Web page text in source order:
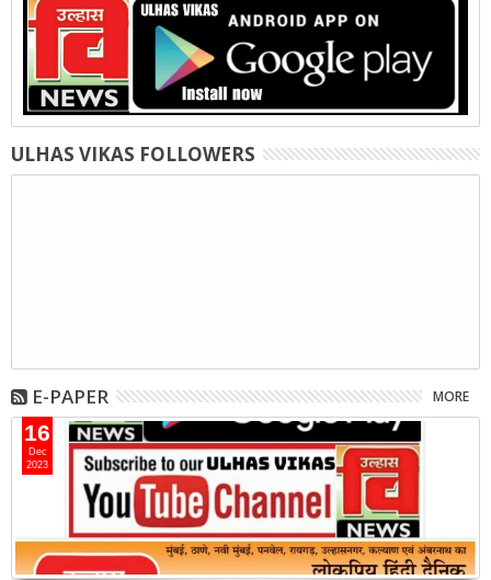
ULHAS VIKAS FOLLOWERS
E-PAPER MORE
16
Dec
2023